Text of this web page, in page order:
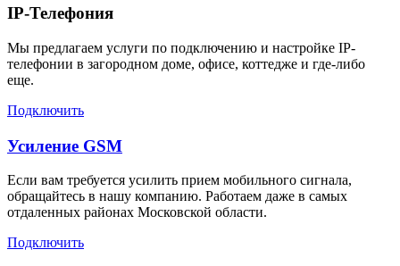
IP-Телефония
Мы предлагаем услуги по подключению и настройке IP-
телефонии в загородном доме, офисе, коттедже и где-либо
еще.
Подключить
Усиление GSM
Если вам требуется усилить прием мобильного сигнала,
обращайтесь в нашу компанию. Работаем даже в самых
отдаленных районах Московской области.
Подключить